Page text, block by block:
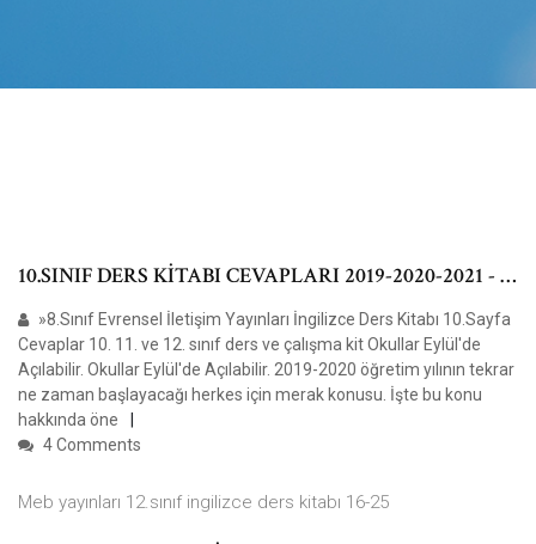
10.SINIF DERS KİTABI CEVAPLARI 2019-2020-2021 - …
»8.Sınıf Evrensel İletişim Yayınları İngilizce Ders Kitabı 10.Sayfa
Cevaplar 10. 11. ve 12. sınıf ders ve çalışma kit Okullar Eylül'de
Açılabilir. Okullar Eylül'de Açılabilir. 2019-2020 öğretim yılının tekrar
ne zaman başlayacağı herkes için merak konusu. İşte bu konu
hakkında öne
4 Comments
Meb yayınları 12.sınıf ingilizce ders kitabı 16-25